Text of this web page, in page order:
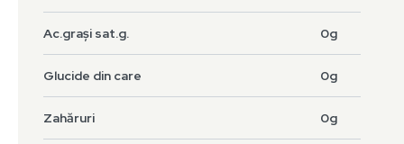
Ac.grași sat.g. 0g
Glucide din care 0g
Zahăruri 0g